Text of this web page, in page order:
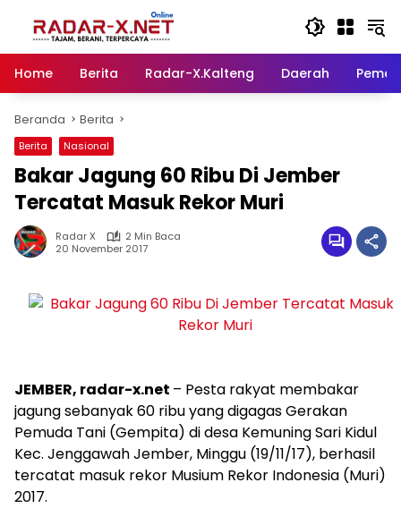
konten
Home
Berita Radar-X.Kalteng Daerah
Beranda Berita
Berita Nasional
Bakar Jagung 60 Ribu Di Jember
Tercatat Masuk Rekor Muri
Radar X
2 Min Baca
20 November 2017
JEMBER, radar-x.net – Pesta rakyat membakar
jagung sebanyak 60 ribu yang digagas Gerakan
Pemuda Tani (Gempita) di desa Kemuning Sari Kidul
Kec. Jenggawah Jember, Minggu (19/11/17), berhasil
tercatat masuk rekor Musium Rekor Indonesia (Muri)
2017.